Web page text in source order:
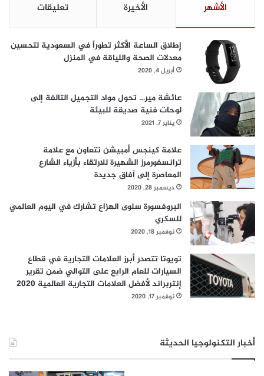
ة
ل
ا
ل
ا
ج
ت
م
ا
ع
ة
الأشهر الأخيرة تعليقات
إطلاق الساعة الأكثر تطوراً في السعودية لتحسين
معدلات الصحة واللياقة في المنزل
أبريل 4, 2020
عائشة مير… تحول مواد التجميل التالفة إلى
لوحات فنية صديقة للبيئة
يناير 7, 2021
علامة كينجس أمبيشن تتعاون مع علامة
ترانسفورمرز الشهيرة للارتقاء بأزياء الشارع
المعاصرة إلى آفاق جديدة
ديسمبر 28, 2020
البروفسورة سلوى الهزاع تشارك في اليوم العالمي
للسكري
نوفمبر 18, 2020
تويوتا تتصدر أبرز العلامات التجارية في قطاع
السيارات للعام الرابع على التوالي ضمن تقرير
إنتربراند لأفضل العلامات التجارية العالمية 2020
نوفمبر 17, 2020
أخبار التكنولوجيا الحديثة